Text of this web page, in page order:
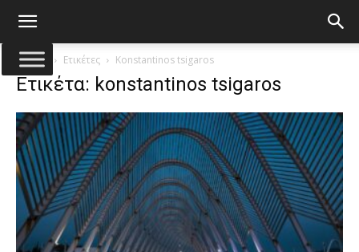
Αρχική Ετικέτες Konstantinos tsigaros
Ετικέτα: konstantinos tsigaros